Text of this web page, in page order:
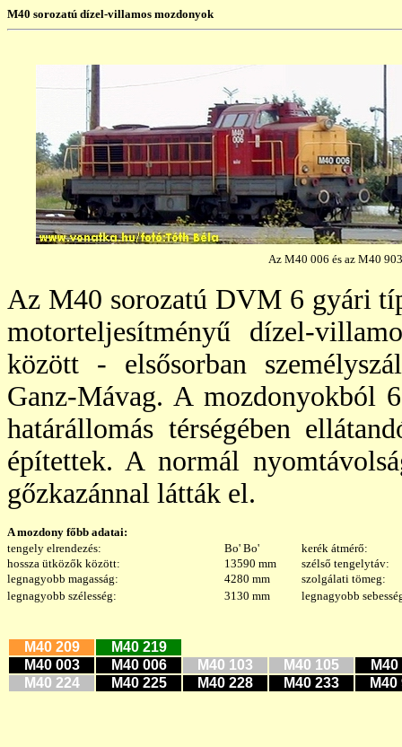
M40 sorozatú dízel-villamos mozdonyok
Az M40 006 és az M40
Az M40 sorozatú DVM 6 gyári
motorteljesítményű dízel-
között - elsősorban
Ganz-Mávag. A mozdonyokból
határállomás térségében
építettek. A normál
gőzkazánnal látták el.
A mozdony főbb adatai:
tengely elrendezés:
Bo' Bo'
kerék átmérő:
hossza ütközők között:
13590 mm
szélső tengelytáv:
legnagyobb magasság:
4280 mm
szolgálati tömeg:
legnagyobb szélesség:
3130 mm legnagyobb
M40 209
M40 219
M40 003
M40 006 M40 103 M40 105
M40
M40 224
M40 225 M40 228 M40 233 M40